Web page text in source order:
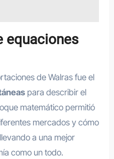
equaciones
de Walras fue el
para describir el
matemático permitió
mercados y cómo
a una mejor
como un todo.